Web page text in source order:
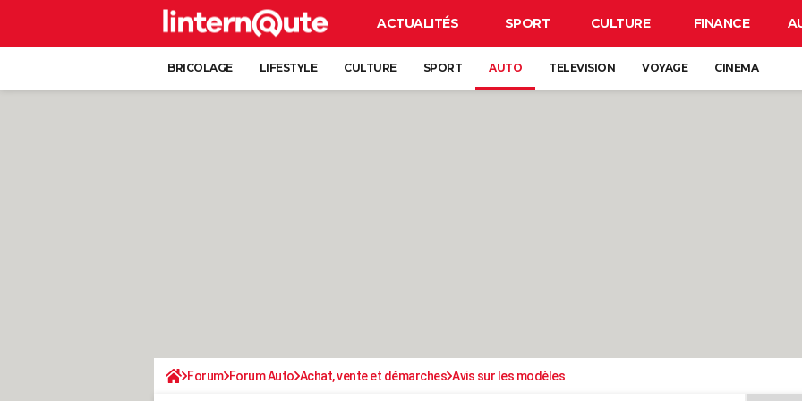
ACTUALITÉS SPORT CULTURE FINANCE
BRICOLAGE LIFESTYLE CULTURE SPORT AUTO TELEVISION VOYAGE CINEMA
Forum Forum Auto Achat, vente et démarches Avis sur les modèles